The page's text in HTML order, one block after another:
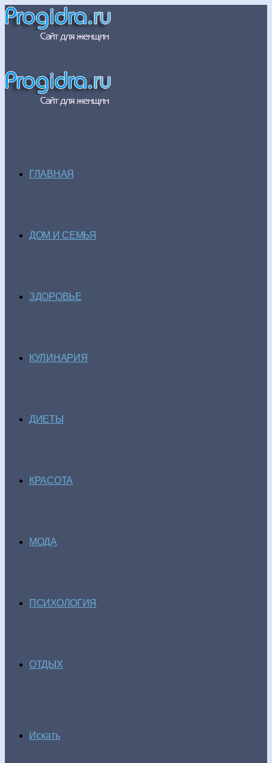
ГЛАВНАЯ
ДОМ И СЕМЬЯ
ЗДОРОВЬЕ
КУЛИНАРИЯ
ДИЕТЫ
КРАСОТА
МОДА
ПСИХОЛОГИЯ
ОТДЫХ
Искать